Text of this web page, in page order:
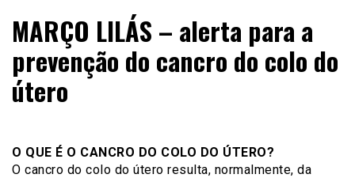
Bússola Estudantil
MARÇO LILÁS – alerta para a
prevenção do cancro do colo do
útero
O QUE É O CANCRO DO COLO DO ÚTERO?
O cancro do colo do útero resulta, normalmente, da